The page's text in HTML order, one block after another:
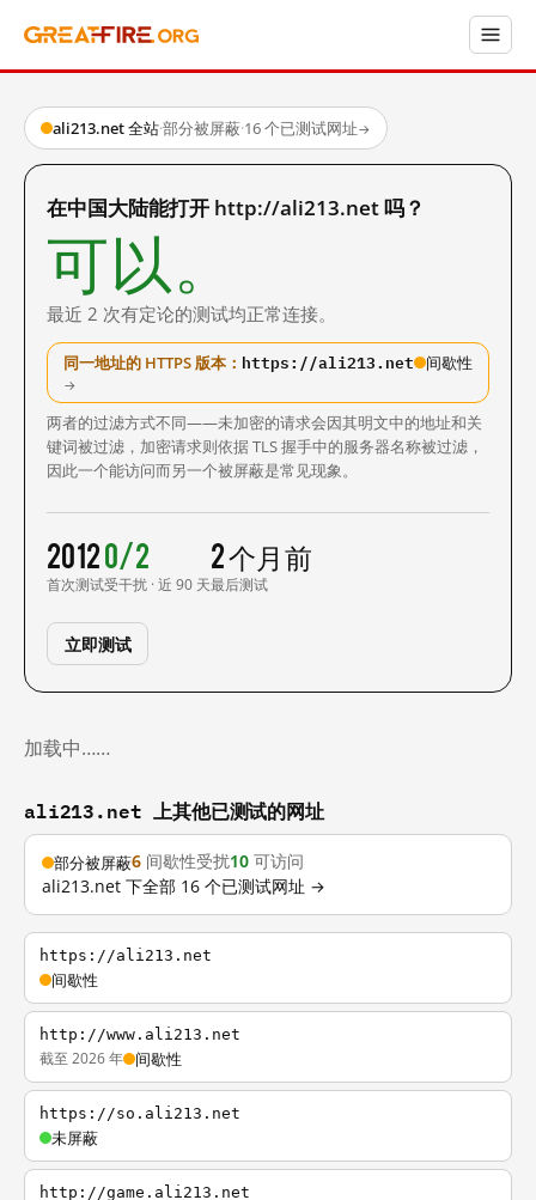
ali213.net 全站·部分被屏蔽·16 个已测试网址→
在中国大陆能打开 http://ali213.net 吗？
可以。
最近 2 次有定论的测试均正常连接。
同一地址的 HTTPS 版本： https://ali213.net 间歇性
→
两者的过滤方式不同——未加密的请求会因其明文中的地址和关
键词被过滤，加密请求则依据 TLS 握手中的服务器名称被过滤，
因此一个能访问而另一个被屏蔽是常见现象。
2012
首次测试
0/2
受干扰 · 近 90 天
2 个月前
最后测试
立即测试
加载中……
ali213.net 上其他已测试的网址
部分被屏蔽6 间歇性受扰10 可访问
ali213.net 下全部 16 个已测试网址 →
https://ali213.net
间歇性
http://www.ali213.net
截至 2026 年 间歇性
https://so.ali213.net
未屏蔽
http://game.ali213.net